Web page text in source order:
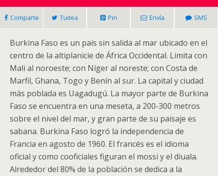
Comparte Tuitea Pin Envía SMS
Burkina Faso es un país sin salida al mar ubicado en el
centro de la altiplanicie de África Occidental. Limita con
Mali al noroeste; con Níger al noreste; con Costa de
Marfil, Ghana, Togo y Benín al sur. La capital y ciudad
más poblada es Uagadugú. La mayor parte de Burkina
Faso se encuentra en una meseta, a 200-300 metros
sobre el nivel del mar, y gran parte de su paisaje es
sabana. Burkina Faso logró la independencia de
Francia en agosto de 1960. El francés es el idioma
oficial y como cooficiales figuran el mossi y el diuala.
Alrededor del 80% de la población se dedica a la